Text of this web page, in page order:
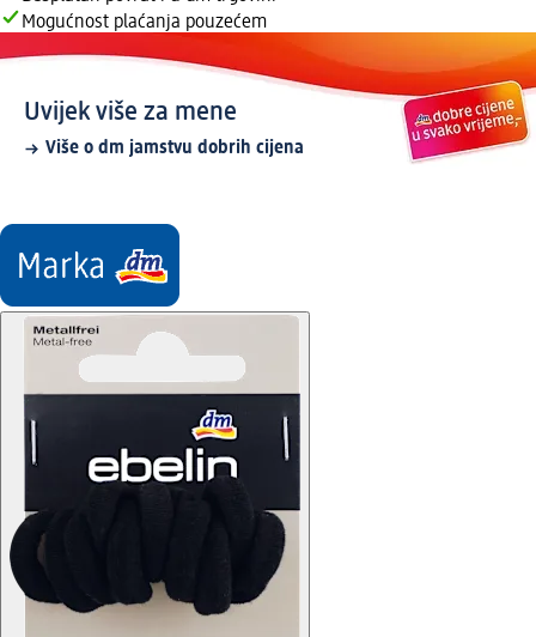
Mogućnost plaćanja pouzećem
Uvijek više za mene
Više o dm jamstvu dobrih cijena